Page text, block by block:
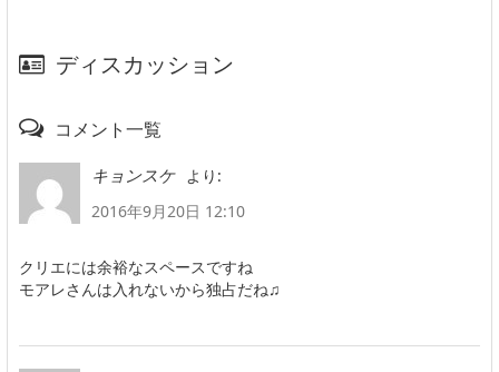
ディスカッション
コメント一覧
キョンスケ
より:
2016年9月20日 12:10
クリエには余裕なスペースですね
モアレさんは入れないから独占だね♫